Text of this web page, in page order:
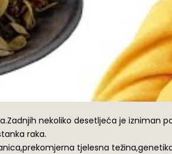
nekoliko desetljeća je izniman
raka.
tjelesna